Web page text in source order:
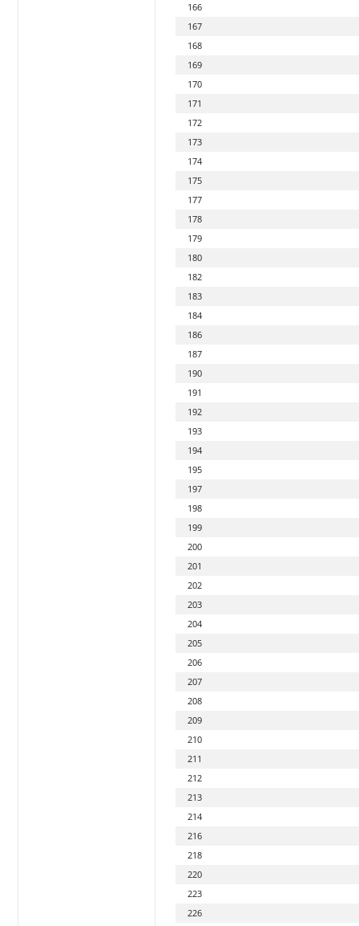
166
167
168
169
170
171
172
173
174
175
177
178
179
180
182
183
184
186
187
190
191
192
193
194
195
197
198
199
200
201
202
203
204
205
206
207
208
209
210
211
212
213
214
216
218
220
223
226